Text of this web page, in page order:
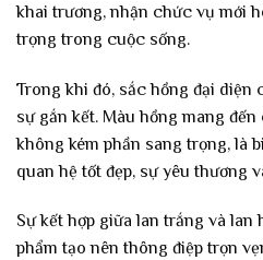
khai trương, nhận chức vụ mới
trọng trong cuộc sống.
Trong khi đó, sắc hồng đại diện
sự gắn kết. Màu hồng mang
không kém phần sang trọng, là
quan hệ tốt đẹp, sự yêu thương
Sự kết hợp giữa lan trắng và
phẩm tạo nên thông điệp trọn